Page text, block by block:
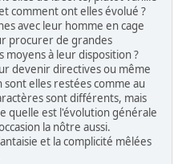
comment ont elles évolué ?
avec leur homme en cage
procurer de grandes
à leur disposition ?
devenir directives ou même
elles restées comme au
sont différents, mais
quelle est l'évolution générale
la nôtre aussi.
et la complicité mêlées